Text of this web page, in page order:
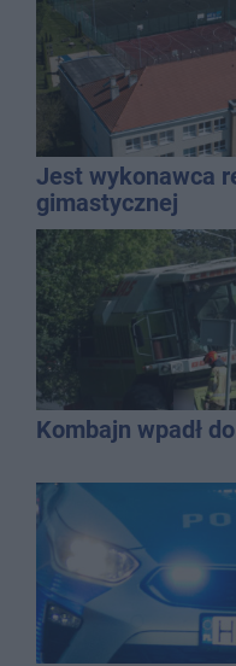
Jest wykonawca
gimastycznej
Kombajn wpadł